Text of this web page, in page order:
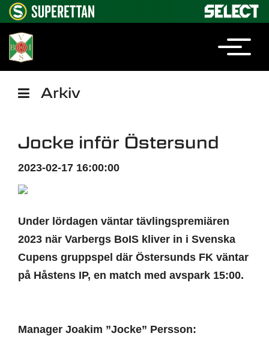
Arkiv
Jocke inför Östersund
2023-02-17 16:00:00
Under lördagen väntar tävlingspremiären
2023 när Varbergs BoIS kliver in i Svenska
Cupens gruppspel där Östersunds FK väntar
på Håstens IP, en match med avspark 15:00.
Manager Joakim ”Jocke” Persson: